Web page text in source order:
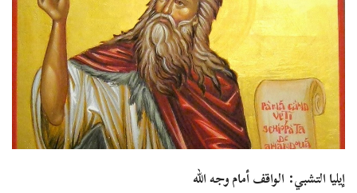
إيليا التشبي: الواقف أمام وجه الله